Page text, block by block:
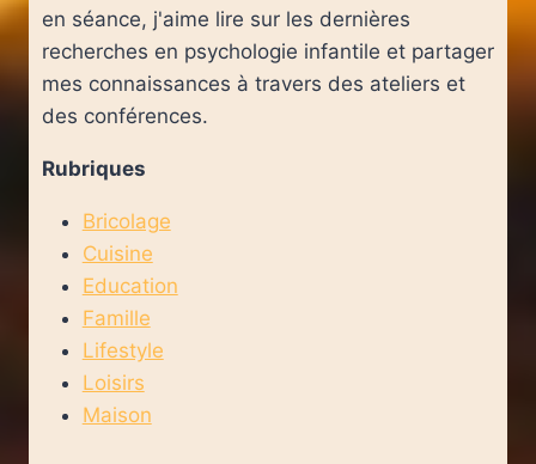
en séance, j'aime lire sur les dernières
recherches en psychologie infantile et partager
mes connaissances à travers des ateliers et
des conférences.
Rubriques
Bricolage
Cuisine
Education
Famille
Lifestyle
Loisirs
Maison